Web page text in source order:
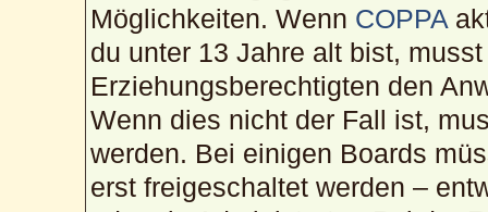
Möglichkeiten. Wenn COPPA
du unter 13 Jahre alt bist,
Erziehungsberechtigten den
Wenn dies nicht der Fall ist,
werden. Bei einigen Boards
erst freigeschaltet werden –